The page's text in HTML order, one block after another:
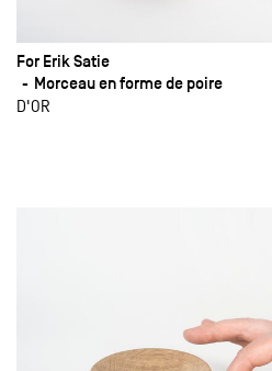
For Erik Satie
Morceau en forme de poire
D'OR